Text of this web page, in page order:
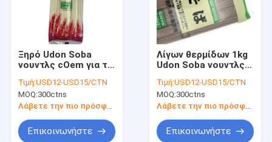
Ξηρό Udon Soba
νουντλς cOem για τη
Τιμή:USD12-USD15/CTN
MOQ:300ctns
Λάβετε την πιο πρόσφατη τιμή
Επικοινωνήστε
Λίγων θερμίδων 1kg
Udon Soba νουντλς
μαύρα ιαπωνικά
Τιμή:USD12-USD15/CTN
MOQ:300ctns
Επικοινωνήστε